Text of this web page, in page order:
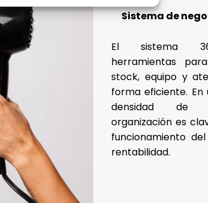
Sistema de
El sistema
herramientas
stock, equipo y
forma eficiente.
densidad de
organización es
funcionamiento
rentabilidad.